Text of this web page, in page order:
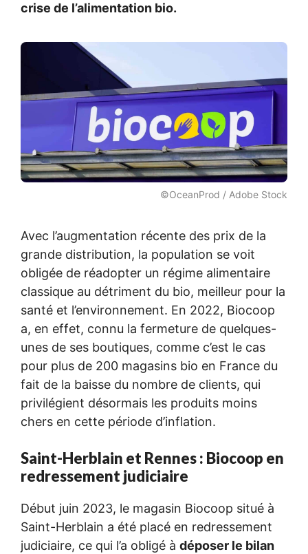
crise de l’alimentation bio.
©OceanProd / Adobe Stock
Avec l’augmentation récente des prix de la
grande distribution, la population se voit
obligée de réadopter un régime alimentaire
classique au détriment du bio, meilleur pour la
santé et l’environnement. En 2022, Biocoop
a, en effet, connu la fermeture de quelques-
unes de ses boutiques, comme c’est le cas
pour plus de 200 magasins bio en France du
fait de la baisse du nombre de clients, qui
privilégient désormais les produits moins
chers en cette période d’inflation.
Saint-Herblain et Rennes : Biocoop en
redressement judiciaire
Début juin 2023, le magasin Biocoop situé à
Saint-Herblain a été placé en redressement
judiciaire, ce qui l’a obligé à déposer le bilan